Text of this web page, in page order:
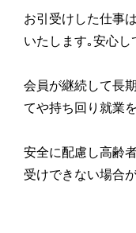
お引受けした仕事
いたします｡安心し
会員が継続して長
てや持ち回り就業
安全に配慮し高齢
受けできない場合